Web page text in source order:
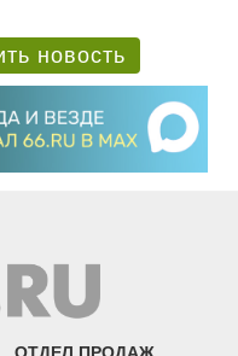
новость